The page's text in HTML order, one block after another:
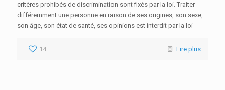
critères prohibés de discrimination sont fixés par la loi. Traiter
différemment une personne en raison de ses origines, son sexe,
son âge, son état de santé, ses opinions est interdit par la loi
14 Lire plus